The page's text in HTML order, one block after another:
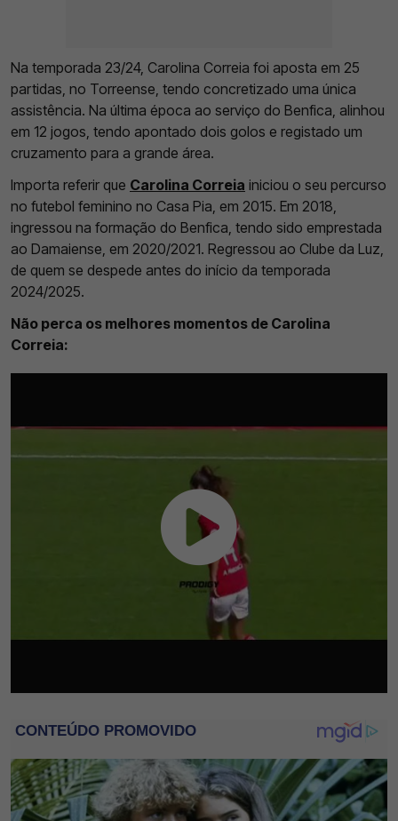
Na temporada 23/24, Carolina Correia foi aposta em 25
partidas, no Torreense, tendo concretizado uma única
assistência. Na última época ao serviço do Benfica, alinhou
em 12 jogos, tendo apontado dois golos e registado um
cruzamento para a grande área.
Importa referir que Carolina Correia iniciou o seu percurso
no futebol feminino no Casa Pia, em 2015. Em 2018,
ingressou na formação do Benfica, tendo sido emprestada
ao Damaiense, em 2020/2021. Regressou ao Clube da Luz,
de quem se despede antes do início da temporada
2024/2025.
Não perca os melhores momentos de Carolina
Correia: